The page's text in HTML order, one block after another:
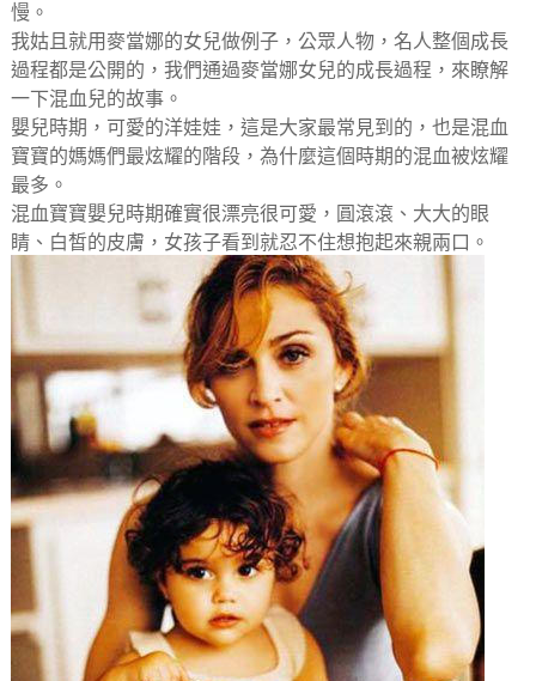
慢。
我姑且就用麥當娜的女兒做例子，公眾人物，名人整個成長
過程都是公開的，我們通過麥當娜女兒的成長過程，來瞭解
一下混血兒的故事。
嬰兒時期，可愛的洋娃娃，這是大家最常見到的，也是混血
寶寶的媽媽們最炫耀的階段，為什麼這個時期的混血被炫耀
最多。
混血寶寶嬰兒時期確實很漂亮很可愛，圓滾滾、大大的眼
睛、白皙的皮膚，女孩子看到就忍不住想抱起來親兩口。